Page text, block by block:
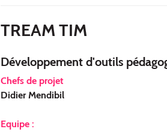
TREAM TIM
Développement d'outils
Chefs de projet
Didier Mendibil
Equipe :